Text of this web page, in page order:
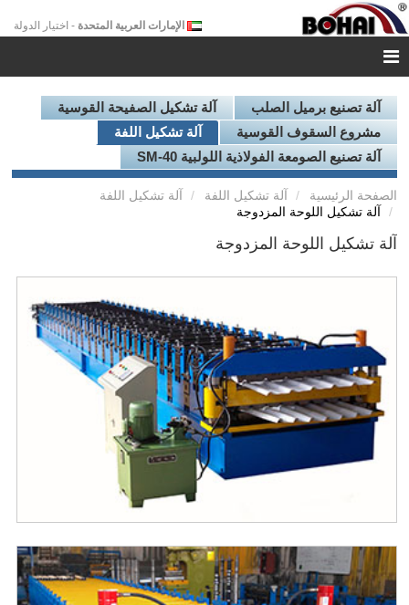
الإمارات العربية المتحدة - اختيار الدولة
آلة تصنيع برميل الصلب
آلة تشكيل الصفيحة القوسية
مشروع السقوف القوسية
آلة تشكيل اللفة
آلة تصنيع الصومعة الفولاذية اللولبية SM-40
الصفحة الرئيسية آلة تشكيل اللفة
آلة تشكيل اللفة
آلة تشكيل اللوحة المزدوجة
آلة تشكيل اللوحة المزدوجة